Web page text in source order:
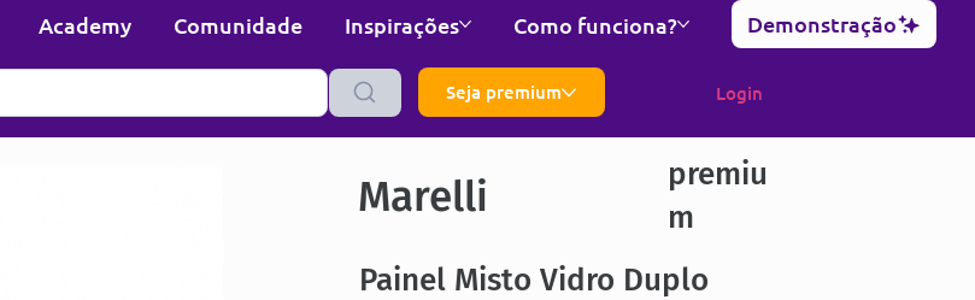
Academy Comunidade Inspirações Como funciona? Demonstração
Seja premium Login
Marelli
premiu
m
Painel Misto Vidro Duplo